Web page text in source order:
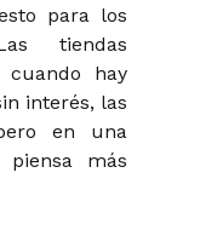
para los
tiendas
cuando hay
interés, las
en una
más